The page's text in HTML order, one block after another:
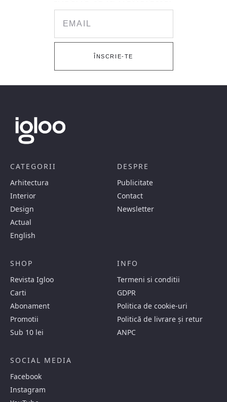
ÎNSCRIE-TE
CATEGORII
Arhitectura
Interior
Design
Actual
English
DESPRE
Publicitate
Contact
Newsletter
SHOP
Revista Igloo
Carti
Abonament
Promotii
Sub 10 lei
INFO
Termeni si conditii
GDPR
Politica de cookie-uri
Politică de livrare și retur
ANPC
SOCIAL MEDIA
Facebook
Instagram